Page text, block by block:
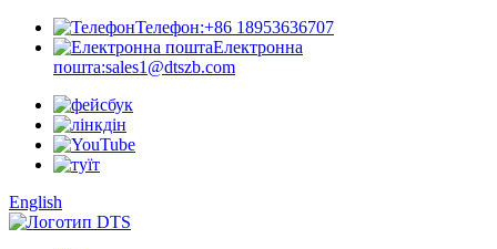
Телефон:+86 18953636707
Електронна
пошта:sales1@dtszb.com
English